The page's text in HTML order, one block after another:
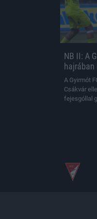
NB II: A
hajrában
A Gyirmót
Csákvár
fejesgóllal